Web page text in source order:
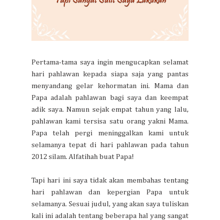
Pertama-tama saya ingin mengucapkan selamat
hari pahlawan kepada siapa saja yang pantas
menyandang gelar kehormatan ini. Mama dan
Papa adalah pahlawan bagi saya dan keempat
adik saya. Namun sejak empat tahun yang lalu,
pahlawan kami tersisa satu orang yakni Mama.
Papa telah pergi meninggalkan kami untuk
selamanya tepat di hari pahlawan pada tahun
2012 silam. Alfatihah buat Papa!
Tapi hari ini saya tidak akan membahas tentang
hari pahlawan dan kepergian Papa untuk
selamanya. Sesuai judul, yang akan saya tuliskan
kali ini adalah tentang beberapa hal yang sangat